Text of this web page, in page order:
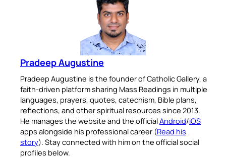
Pradeep Augustine
Pradeep Augustine is the founder of Catholic Gallery, a
faith-driven platform sharing Mass Readings in multiple
languages, prayers, quotes, catechism, Bible plans,
reflections, and other spiritual resources since 2013.
He manages the website and the officialAndroid/iOS
apps alongside his professional career (Read his
story). Stay connected with him on the official social
profiles below.